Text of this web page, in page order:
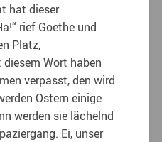
hat dieser
rief Goethe und
Platz,
Wort haben
verpasst, den wird
Ostern einige
werden sie lächelnd
Ei, unser